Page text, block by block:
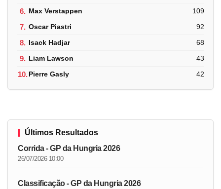
6. Max Verstappen 109
7. Oscar Piastri 92
8. Isack Hadjar 68
9. Liam Lawson 43
10.Pierre Gasly 42
Últimos Resultados
Corrida - GP da Hungria 2026
26/07/2026 10:00
Classificação - GP da Hungria 2026